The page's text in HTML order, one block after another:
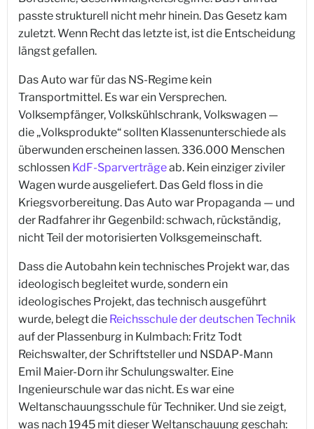
passte strukturell nicht mehr hinein. Das Gesetz kam
zuletzt. Wenn Recht das letzte ist, ist die Entscheidung
längst gefallen.
Das Auto war für das NS-Regime kein
Transportmittel. Es war ein Versprechen.
Volksempfänger, Volkskühlschrank, Volkswagen —
die „Volksprodukte“ sollten Klassenunterschiede als
überwunden erscheinen lassen. 336.000 Menschen
schlossen KdF-Sparverträgeab. Kein einziger ziviler
Wagen wurde ausgeliefert. Das Geld floss in die
Kriegsvorbereitung. Das Auto war Propaganda — und
der Radfahrer ihr Gegenbild: schwach, rückständig,
nicht Teil der motorisierten Volksgemeinschaft.
Dass die Autobahn kein technisches Projekt war, das
ideologisch begleitet wurde, sondern ein
ideologisches Projekt, das technisch ausgeführt
wurde, belegt die Reichsschule der deutschen Technik
auf der Plassenburg in Kulmbach: Fritz Todt
Reichswalter, der Schriftsteller und NSDAP-Mann
Emil Maier-Dorn ihr Schulungswalter. Eine
Ingenieurschule war das nicht. Es war eine
Weltanschauungsschule für Techniker. Und sie zeigt,
was nach 1945 mit dieser Weltanschauung geschah: